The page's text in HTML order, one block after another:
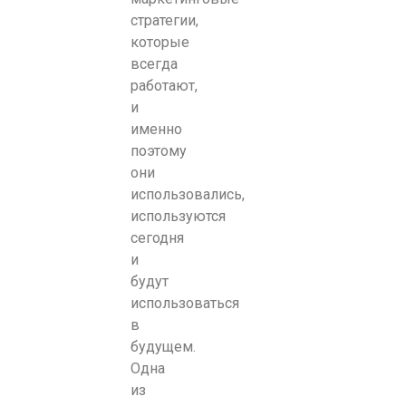
стратегии,
которые
всегда
работают,
и
именно
поэтому
они
использовались,
используются
сегодня
и
будут
использоваться
в
будущем.
Одна
из